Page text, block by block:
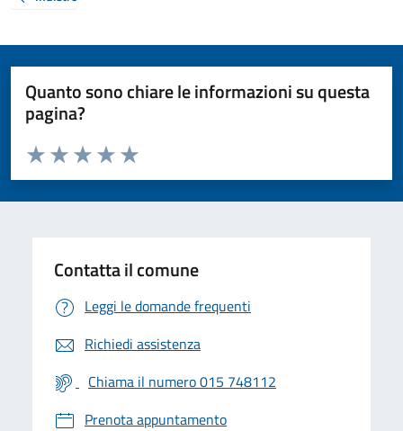
Quanto sono chiare le informazioni su questa
pagina?
Valuta da 1 a 5 stelle la pagina
Valuta 5 stelle su 5
Valuta 4 stelle su 5
Valuta 3 stelle su 5
Valuta 2 stelle su 5
Valuta 1 stelle su 5
Contatta il comune
Leggi le domande frequenti
Richiedi assistenza
Chiama il numero 015 748112
Prenota appuntamento